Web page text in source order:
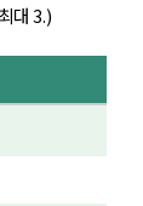
대 3.)